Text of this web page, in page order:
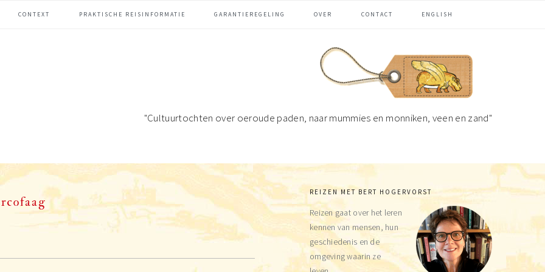
CONTEXT PRAKTISCHE REISINFORMATIE GARANTIEREGELING OVER CONTACT ENGLISH
"Cultuurtochten over oeroude paden, naar mummies en monniken, veen en zand"
Primaire
Sidebar
REIZEN MET BERT HOGERVORST
Reizen gaat over het leren
kennen van mensen, hun
geschiedenis en de
omgeving waarin ze